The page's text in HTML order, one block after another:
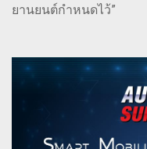
ยานยนต์กำหนดไว้”